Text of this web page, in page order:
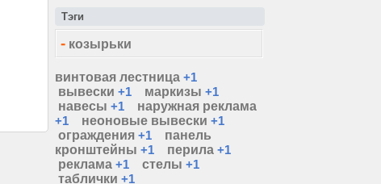
Тэги
- козырьки
винтовая лестница +1
вывески +1 маркизы +1
навесы +1
наружная реклама
+1
неоновые вывески +1
ограждения +1
панель
кронштейны +1 перила +1
реклама +1 стелы +1
таблички +1